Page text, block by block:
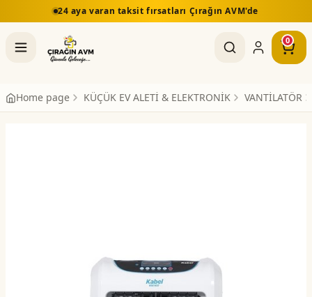
24 aya varan taksit fırsatları Çırağın AVM'de
0
Home page KÜÇÜK EV ALETİ & ELEKTRONİK VANTİLATÖR